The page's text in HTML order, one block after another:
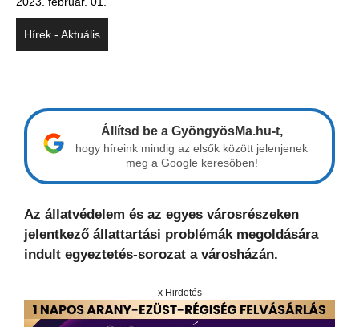
Hírek - Aktuális
Állítsd be a GyöngyösMa.hu-t,
hogy híreink mindig az elsők között jelenjenek
meg a Google keresőben!
Az állatvédelem és az egyes városrészeken
jelentkező állattartási problémák megoldására
indult egyeztetés-sorozat a városházán.
x Hirdetés